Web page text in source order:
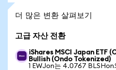
더 많은 변환 살펴보기
고급 자산 전환
iShares MSCI Japan ETF
Bullish (Ondo Tokenized)
1 EWJon는 4.0767 BLSHon